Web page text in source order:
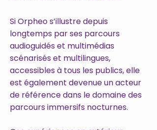
Si Orpheo s’illustre depuis
longtemps par ses parcours
audioguidés et multimédias
scénarisés et multilingues,
accessibles à tous les publics, elle
est également devenue un acteur
de référence dans le domaine des
parcours immersifs nocturnes.